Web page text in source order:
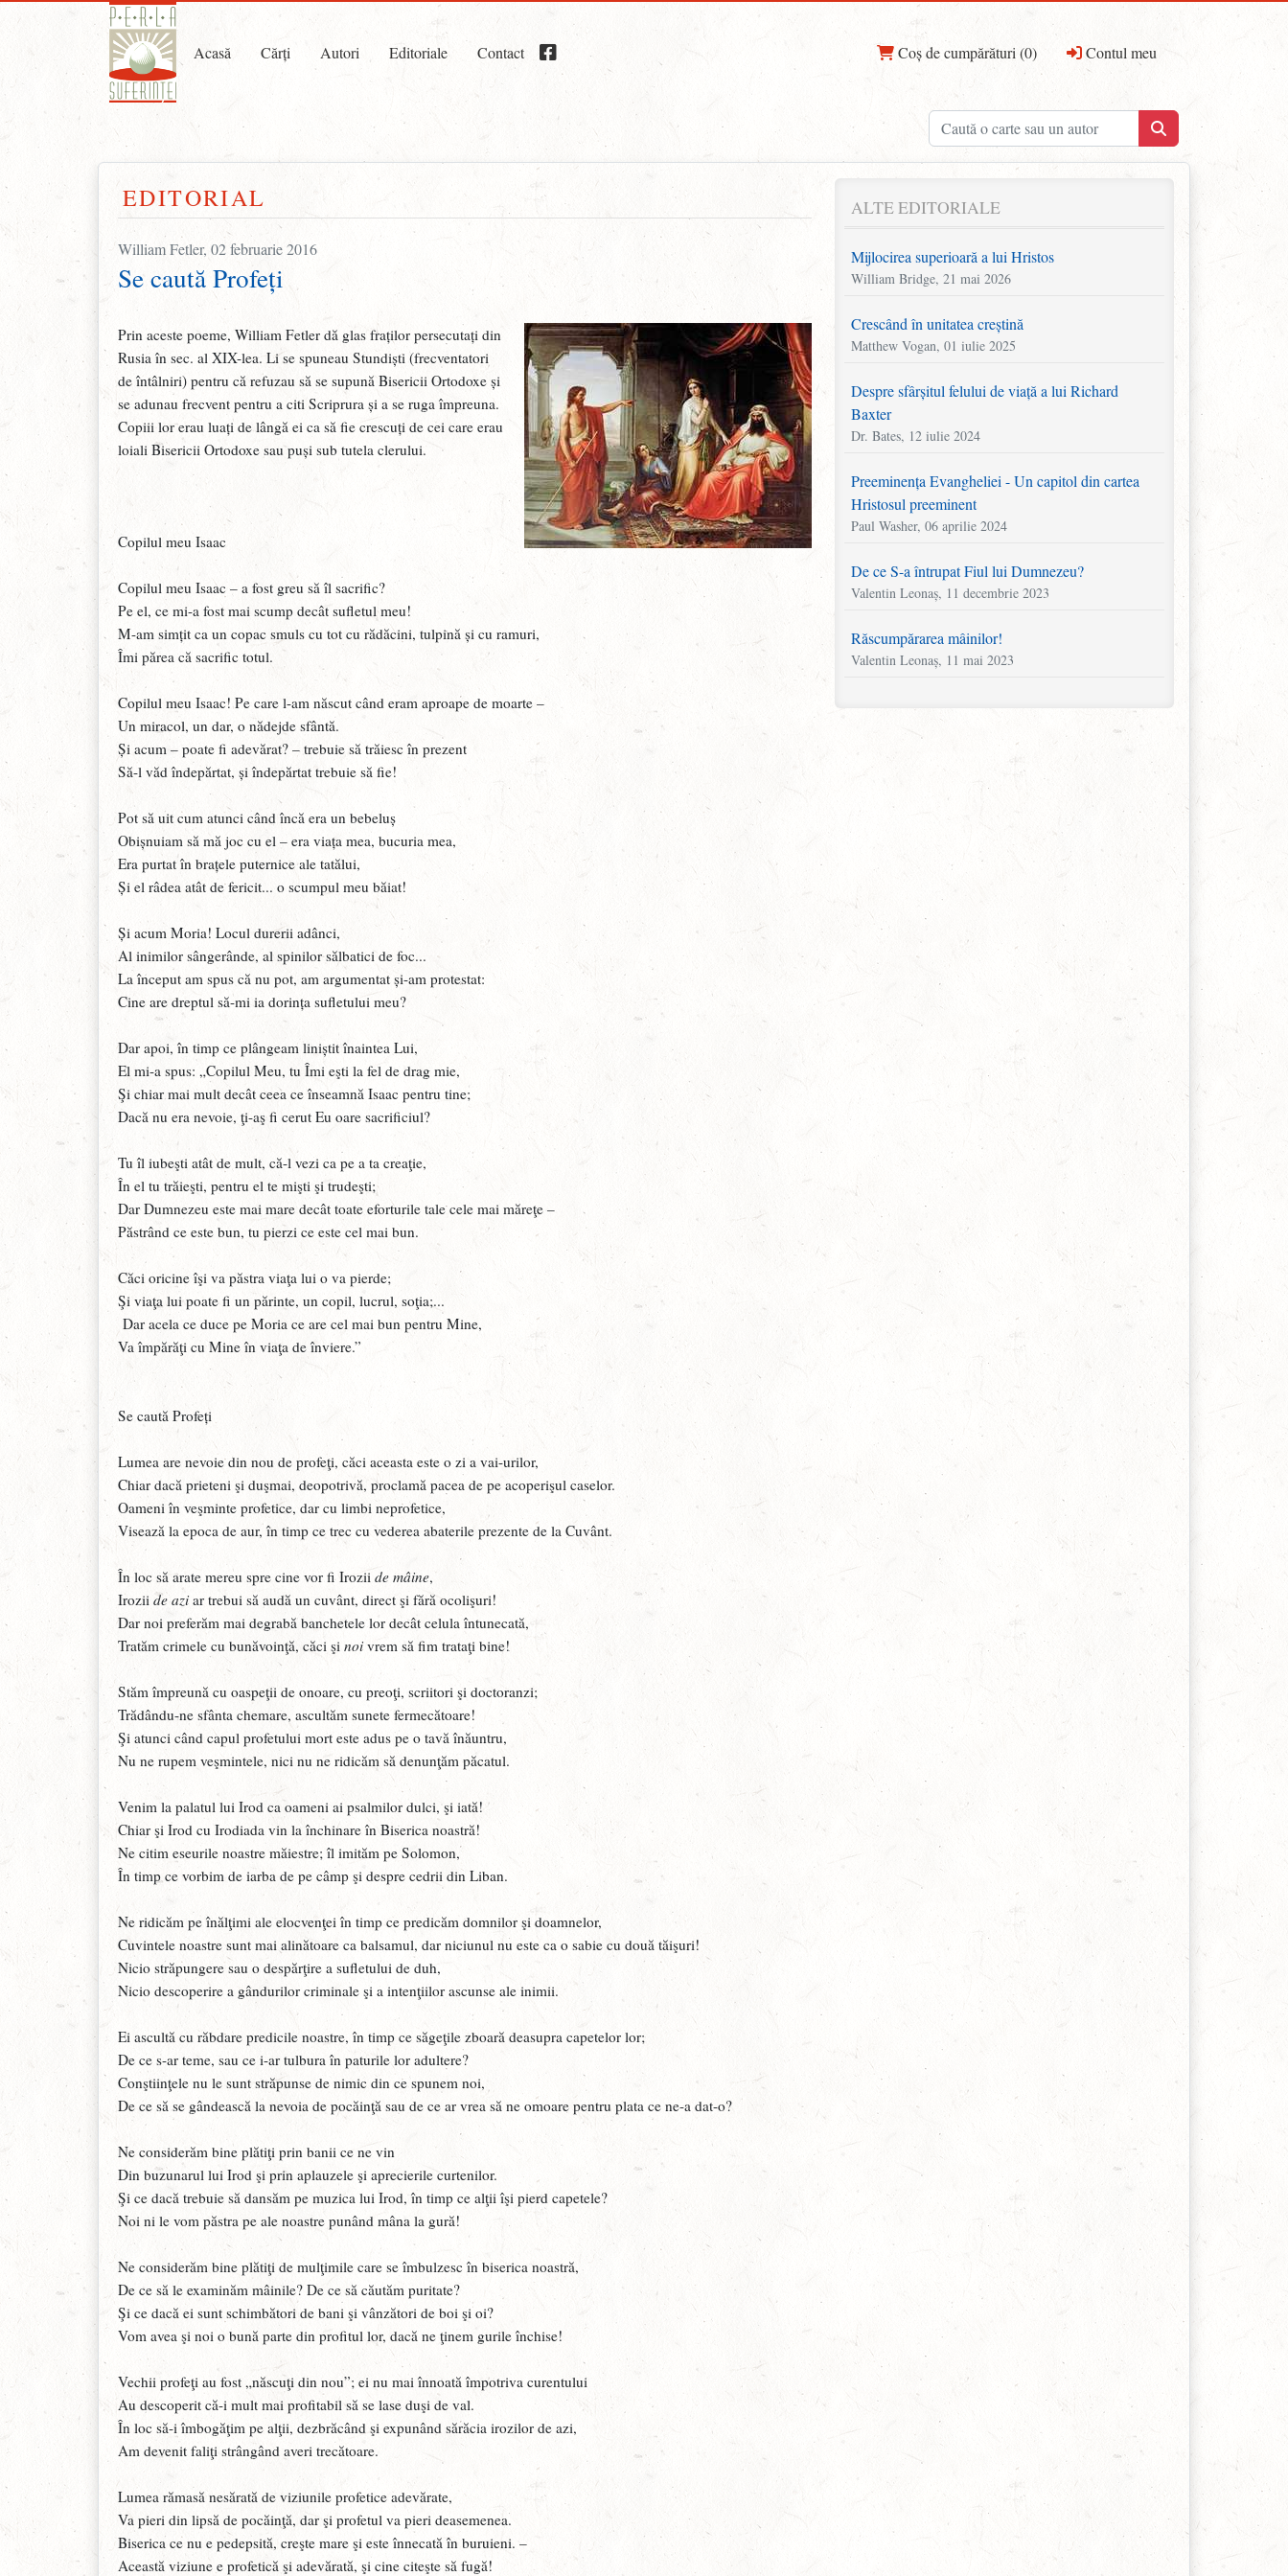
Acasă Cărți Autori Editoriale Contact Coș de cumpărături (0) Contul meu
EDITORIAL
William Fetler, 02 februarie 2016
Se caută Profeți
Prin aceste poeme, William Fetler dă glas fraților persecutați din
Rusia în sec. al XIX-lea. Li se spuneau Stundiști (frecventatori
de întâlniri) pentru că refuzau să se supună Bisericii Ortodoxe și
se adunau frecvent pentru a citi Scriprura și a se ruga împreuna.
Copiii lor erau luați de lângă ei ca să fie crescuți de cei care erau
loiali Bisericii Ortodoxe sau puși sub tutela clerului.
Copilul meu Isaac
Copilul meu Isaac – a fost greu să îl sacrific?
Pe el, ce mi-a fost mai scump decât sufletul meu!
M-am simțit ca un copac smuls cu tot cu rădăcini, tulpină și cu ramuri,
Îmi părea că sacrific totul.
Copilul meu Isaac! Pe care l-am născut când eram aproape de moarte –
Un miracol, un dar, o nădejde sfântă.
Și acum – poate fi adevărat? – trebuie să trăiesc în prezent
Să-l văd îndepărtat, și îndepărtat trebuie să fie!
Pot să uit cum atunci când încă era un bebeluș
Obișnuiam să mă joc cu el – era viața mea, bucuria mea,
Era purtat în brațele puternice ale tatălui,
Și el râdea atât de fericit... o scumpul meu băiat!
Și acum Moria! Locul durerii adânci,
Al inimilor sângerânde, al spinilor sălbatici de foc...
La început am spus că nu pot, am argumentat și-am protestat:
Cine are dreptul să-mi ia dorința sufletului meu?
Dar apoi, în timp ce plângeam liniștit înaintea Lui,
El mi-a spus: „Copilul Meu, tu Îmi eşti la fel de drag mie,
Şi chiar mai mult decât ceea ce înseamnă Isaac pentru tine;
Dacă nu era nevoie, ţi-aş fi cerut Eu oare sacrificiul?
Tu îl iubeşti atât de mult, că-l vezi ca pe a ta creaţie,
În el tu trăieşti, pentru el te mişti şi trudeşti;
Dar Dumnezeu este mai mare decât toate eforturile tale cele mai măreţe –
Păstrând ce este bun, tu pierzi ce este cel mai bun.
Căci oricine îşi va păstra viaţa lui o va pierde;
Şi viaţa lui poate fi un părinte, un copil, lucrul, soţia;...
Dar acela ce duce pe Moria ce are cel mai bun pentru Mine,
Va împărăţi cu Mine în viaţa de înviere.”
Se caută Profeți
Lumea are nevoie din nou de profeţi, căci aceasta este o zi a vai-urilor,
Chiar dacă prieteni şi duşmai, deopotrivă, proclamă pacea de pe acoperişul caselor.
Oameni în veşminte profetice, dar cu limbi neprofetice,
Visează la epoca de aur, în timp ce trec cu vederea abaterile prezente de la Cuvânt.
În loc să arate mereu spre cine vor fi Irozii de mâine,
Irozii de azi ar trebui să audă un cuvânt, direct şi fără ocolişuri!
Dar noi preferăm mai degrabă banchetele lor decât celula întunecată,
Tratăm crimele cu bunăvoinţă, căci şi noivrem să fim trataţi bine!
Stăm împreună cu oaspeţii de onoare, cu preoţi, scriitori şi doctoranzi;
Trădându-ne sfânta chemare, ascultăm sunete fermecătoare!
Şi atunci când capul profetului mort este adus pe o tavă înăuntru,
Nu ne rupem veşmintele, nici nu ne ridicăm să denunţăm păcatul.
Venim la palatul lui Irod ca oameni ai psalmilor dulci, şi iată!
Chiar şi Irod cu Irodiada vin la închinare în Biserica noastră!
Ne citim eseurile noastre măiestre; îl imităm pe Solomon,
În timp ce vorbim de iarba de pe câmp şi despre cedrii din Liban.
Ne ridicăm pe înălţimi ale elocvenţei în timp ce predicăm domnilor şi doamnelor,
Cuvintele noastre sunt mai alinătoare ca balsamul, dar niciunul nu este ca o sabie cu două tăişuri!
Nicio străpungere sau o despărţire a sufletului de duh,
Nicio descoperire a gândurilor criminale şi a intenţiilor ascunse ale inimii.
Ei ascultă cu răbdare predicile noastre, în timp ce săgeţile zboară deasupra capetelor lor;
De ce s-ar teme, sau ce i-ar tulbura în paturile lor adultere?
Conştiinţele nu le sunt străpunse de nimic din ce spunem noi,
De ce să se gândească la nevoia de pocăinţă sau de ce ar vrea să ne omoare pentru plata ce ne-a dat-o?
Ne considerăm bine plătiţi prin banii ce ne vin
Din buzunarul lui Irod şi prin aplauzele şi aprecierile curtenilor.
Şi ce dacă trebuie să dansăm pe muzica lui Irod, în timp ce alţii îşi pierd capetele?
Noi ni le vom păstra pe ale noastre punând mâna la gură!
Ne considerăm bine plătiţi de mulţimile care se îmbulzesc în biserica noastră,
De ce să le examinăm mâinile? De ce să căutăm puritate?
Şi ce dacă ei sunt schimbători de bani şi vânzători de boi şi oi?
Vom avea şi noi o bună parte din profitul lor, dacă ne ţinem gurile închise!
Vechii profeţi au fost „născuţi din nou”; ei nu mai înnoată împotriva curentului
Au descoperit că-i mult mai profitabil să se lase duşi de val.
În loc să-i îmbogăţim pe alţii, dezbrăcând şi expunând sărăcia irozilor de azi,
Am devenit faliţi strângând averi trecătoare.
Lumea rămasă nesărată de viziunile profetice adevărate,
Va pieri din lipsă de pocăinţă, dar şi profetul va pieri deasemenea.
Biserica ce nu e pedepsită, creşte mare şi este înnecată în buruieni. –
Această viziune e profetică şi adevărată, şi cine citeşte să fugă!
ALTE EDITORIALE
Mijlocirea superioară a lui Hristos
William Bridge, 21 mai 2026
Crescând în unitatea creștină
Matthew Vogan, 01 iulie 2025
Despre sfârșitul felului de viață a lui Richard
Baxter
Dr. Bates, 12 iulie 2024
Preeminența Evangheliei - Un capitol din cartea
Hristosul preeminent
Paul Washer, 06 aprilie 2024
De ce S-a întrupat Fiul lui Dumnezeu?
Valentin Leonaș, 11 decembrie 2023
Răscumpărarea mâinilor!
Valentin Leonaș, 11 mai 2023
Sarea fără puterea de a săra, lumina fără lumină
Martyn Lloyd-Jones, 11 aprilie 2023
Lăsați jocurile! Ocupați-vă de vițel!
Valentin Leonaș, 22 noiembrie 2022
Un capitol din cartea „Mărturia lui Howell Harris”
Howell Harris, 05 martie 2022
Fragment relevant pentru zilele noastre din cartea
„Predici despre trezire”
C.H. Spurgeon, 07 februarie 2022
Fragment dintr-un comentariu asupra Cântarii
MLJ despre aroganța celor care susțin încetarea
Martyn Lloyd-Jones, 31 octombrie 2021
Valoarea timpului și importanța răscumpărării
acestuia
Jonathan Edwards, 19 iulie 2021
Despre răscumpărarea vremii
John Wesley, 05 iulie 2021
Odihna veșnică a sfinților
Henry Frost, 03 februarie 2021
Joel Beeke & Diana Kleyn, 05 ianuarie 2021
Un adevărat slujitor al lui Dumnezeu
Joel Beeke & Diana Kleyn, 28 octombrie 2020
Cum a folosit Dumnezeu o furtună
Joel Beeke & Diana Kleyn, 28 septembrie 2020
Încredere
George C. Neumark, 1621-1681, 22 august 2020
Însetez, oh Miel rănit al lui Dumnezeu
Atribuită lui John Wesley, 25 iulie 2020
Răscumpărarea omului
Ivan Plett, 24 iunie 2020
Nenorocirea omului și puterea lui Dumnezeu
Martyn Lloyd Jones, 11 iunie 2020
Pocăința: singurul răspuns potrivit!
Valentin Leonaș, 27 aprilie 2020
William Faber, 20 aprilie 2020
Gândurile și roadele lor
C.H. Spurgeon, 13 aprilie 2020
Valentin Leonaș, 02 aprilie 2020
Jeanne Marie de la Motte-Guyon, 30 martie 2020
Gerhard Tersteegen, 26 martie 2020
Poporul lui Dumnezeu
Martyn Lloyd Jones, 22 martie 2020
Dacă Dumnezeu este pentru noi...
Martyn Lloyd Jones, 17 martie 2020
John Sung - Mesagerul trezirii de la Dumnezeu
Peter Chung, unul din convertiții dr-lui Sung, 12
februarie 2020